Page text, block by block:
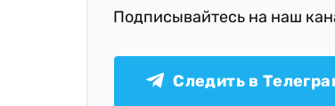
Подписывайтесь на наш
Следить в